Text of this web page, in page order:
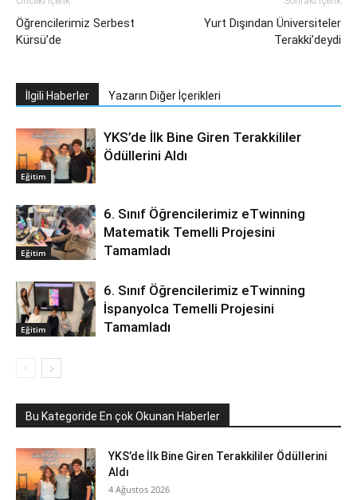
Öğrencilerimiz Serbest
Kürsü’de
Yurt Dışından Üniversiteler
Terakki’deydi
İlgili Haberler Yazarın Diğer İçerikleri
Eğitim
YKS’de İlk Bine Giren Terakkililer
Ödüllerini Aldı
Eğitim
6. Sınıf Öğrencilerimiz eTwinning
Matematik Temelli Projesini
Tamamladı
Eğitim
6. Sınıf Öğrencilerimiz eTwinning
İspanyolca Temelli Projesini
Tamamladı
Bu Kategoride En çok Okunan Haberler
YKS’de İlk Bine Giren Terakkililer Ödüllerini
Aldı
4 Ağustos 2026